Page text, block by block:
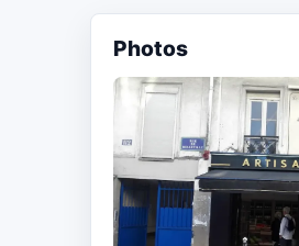
Photos